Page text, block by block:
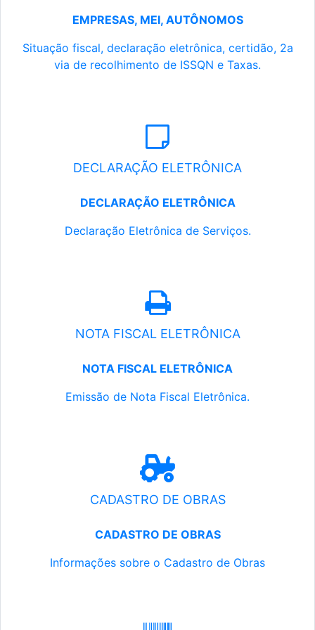
EMPRESAS, MEI, AUTÔNOMOS
Situação fiscal, declaração eletrônica, certidão, 2a
via de recolhimento de ISSQN e Taxas.
DECLARAÇÃO ELETRÔNICA
DECLARAÇÃO ELETRÔNICA
Declaração Eletrônica de Serviços.
NOTA FISCAL ELETRÔNICA
NOTA FISCAL ELETRÔNICA
Emissão de Nota Fiscal Eletrônica.
CADASTRO DE OBRAS
CADASTRO DE OBRAS
Informações sobre o Cadastro de Obras